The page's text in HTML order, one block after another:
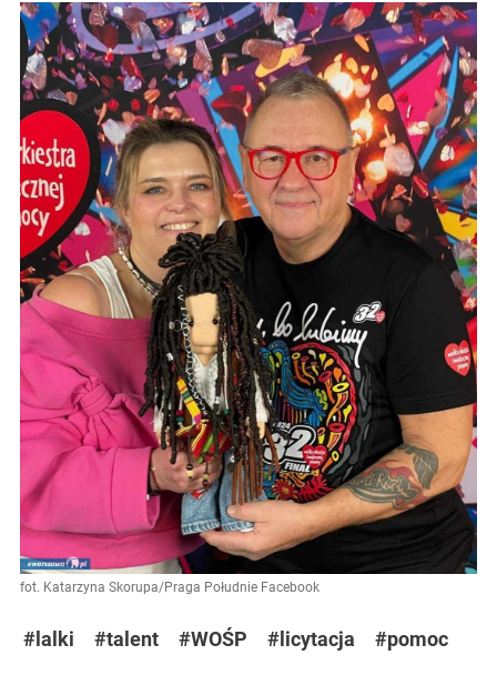
fot. Katarzyna Skorupa/Praga Południe Facebook
#lalki #talent #WOŚP #licytacja #pomoc